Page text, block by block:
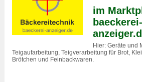
im
baeckerei-
Hier: Geräte und
Teigaufarbeitung, Teigverarbeitung für Brot,
Brötchen und Feinbackwaren.